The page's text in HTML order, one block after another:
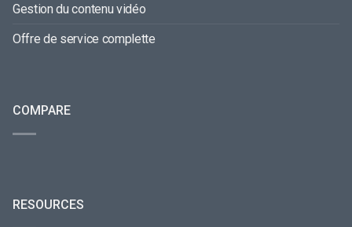
Gestion du contenu vidéo
Offre de service complette
COMPARE
RESOURCES